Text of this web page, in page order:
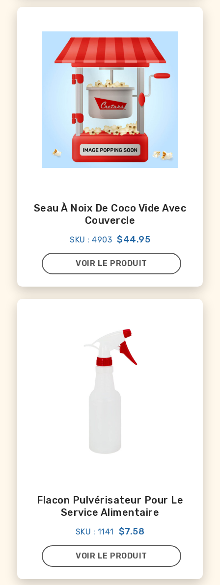
Seau À Noix De Coco Vide Avec
Couvercle
SKU : 4903 $44.95
VOIR LE PRODUIT
Flacon Pulvérisateur Pour Le
Service Alimentaire
SKU : 1141 $7.58
VOIR LE PRODUIT